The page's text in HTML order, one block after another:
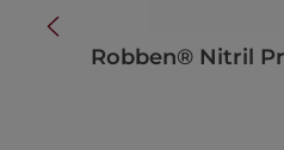
Robben® Nitril